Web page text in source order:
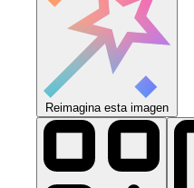
Reimagina esta imagen